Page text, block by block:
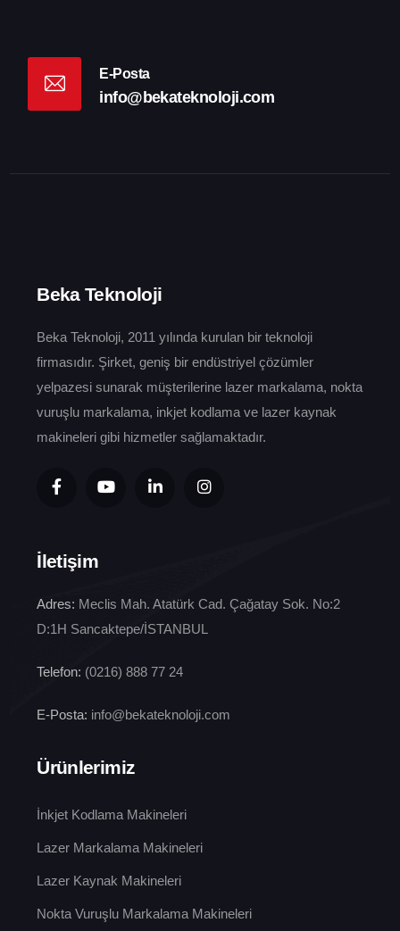
E-Posta
info@bekateknoloji.com
Beka Teknoloji
Beka Teknoloji, 2011 yılında kurulan bir teknoloji
firmasıdır. Şirket, geniş bir endüstriyel çözümler
yelpazesi sunarak müşterilerine lazer markalama, nokta
vuruşlu markalama, inkjet kodlama ve lazer kaynak
makineleri gibi hizmetler sağlamaktadır.
İletişim
Adres: Meclis Mah. Atatürk Cad. Çağatay Sok. No:2
D:1H Sancaktepe/İSTANBUL
Telefon: (0216) 888 77 24
E-Posta: info@bekateknoloji.com
Ürünlerimiz
İnkjet Kodlama Makineleri
Lazer Markalama Makineleri
Lazer Kaynak Makineleri
Nokta Vuruşlu Markalama Makineleri